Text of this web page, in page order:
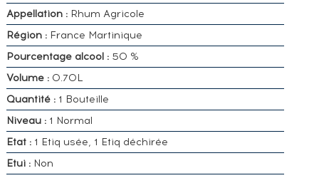
Appellation :Rhum Agricole
Région : France Martinique
Pourcentage alcool :50 %
Volume : 0.70L
Quantité :1 Bouteille
Niveau :1 Normal
Etat :1 Etiq usée, 1 Etiq déchirée
Etui :Non